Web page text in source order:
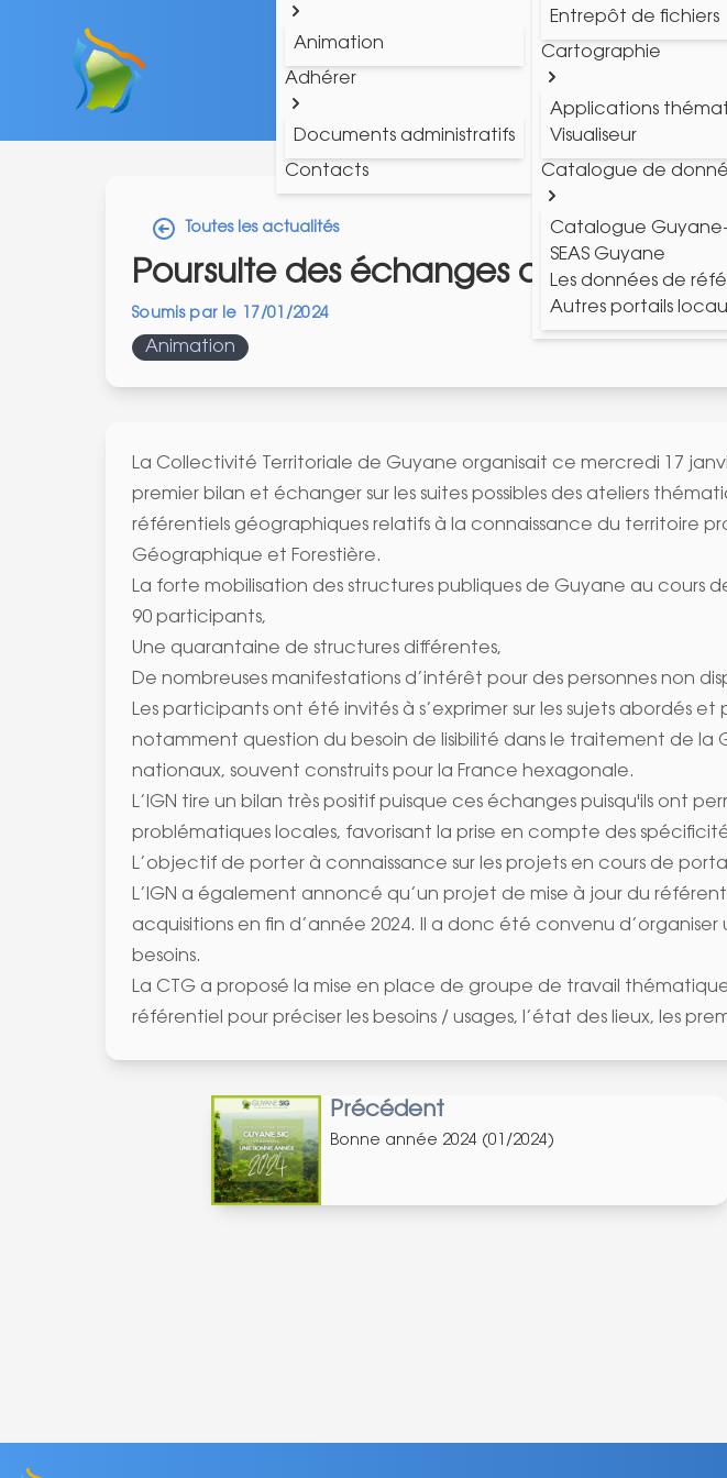
Animation
Adhérer
Documents administratifs
Contacts
Entrepôt de fichiers
Cartographie
Applications
Visualiseur
Catalogue de
Catalogue Guyane-
SEAS Guyane
Les données de
Autres portails
Toutes les actualités
Poursuite des échanges avec l'IGN
Soumis par le 17/01/2024
Animation
La Collectivité Territoriale de Guyane organisait ce mercredi 17
premier bilan et échanger sur les suites possibles des ateliers
référentiels géographiques relatifs à la connaissance du territoire
Géographique et Forestière.
La forte mobilisation des structures publiques de Guyane au cours
90 participants,
Une quarantaine de structures différentes,
De nombreuses manifestations d’intérêt pour des personnes non
Les participants ont été invités à s’exprimer sur les sujets abordés
notamment question du besoin de lisibilité dans le traitement de la
nationaux, souvent construits pour la France hexagonale.
L’IGN tire un bilan très positif puisque ces échanges puisqu'ils ont
problématiques locales, favorisant la prise en compte des
L’objectif de porter à connaissance sur les projets en cours de
L’IGN a également annoncé qu’un projet de mise à jour du
acquisitions en fin d’année 2024. Il a donc été convenu
besoins.
La CTG a proposé la mise en place de groupe de travail
référentiel pour préciser les besoins / usages, l’état des lieux, les
Précédent
Bonne année 2024 (01/2024)